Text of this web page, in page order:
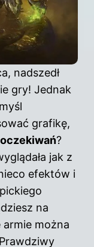
nadszedł
gry! Jednak
grafikę,
oczekiwań?
jak z
efektów i
na
można